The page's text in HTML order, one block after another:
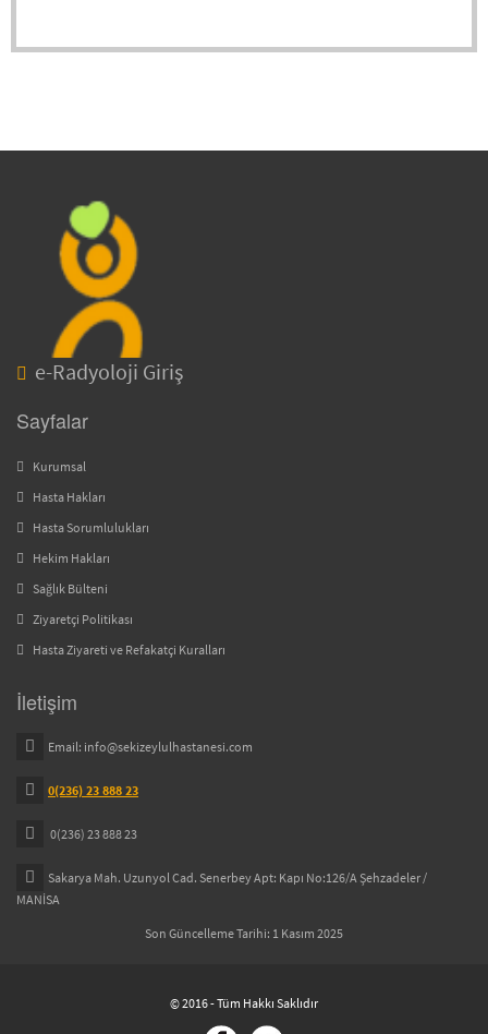
e-Radyoloji Giriş
Sayfalar
Kurumsal
Hasta Hakları
Hasta Sorumlulukları
Hekim Hakları
Sağlık Bülteni
Ziyaretçi Politikası
Hasta Ziyareti ve Refakatçi Kuralları
İletişim
Email: info@sekizeylulhastanesi.com
0(236) 23 888 23
0(236) 23 888 23
Sakarya Mah. Uzunyol Cad. Senerbey Apt: Kapı No:126/A Şehzadeler /
MANİSA
Son Güncelleme Tarihi: 1 Kasım 2025
© 2016 - Tüm Hakkı Saklıdır